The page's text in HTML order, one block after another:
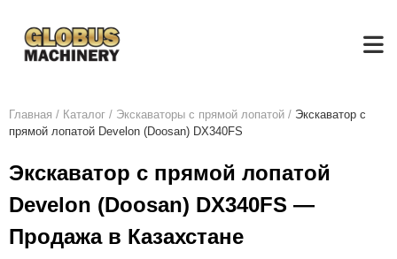
Главная / Каталог / Экскаваторы с прямой лопатой / Экскаватор с
прямой лопатой Develon (Doosan) DX340FS
Экскаватор с прямой лопатой
Develon (Doosan) DX340FS —
Продажа в Казахстане